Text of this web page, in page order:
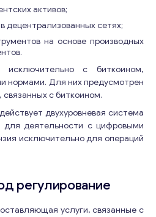
активов;
децентрализованных сетях;
на основе производных
исключительно с биткоином,
нормами. Для них предусмотрен
с биткоином.
двухуровневая система
для деятельности с цифровыми
исключительно для операций
регулирование
услуги, связанные с